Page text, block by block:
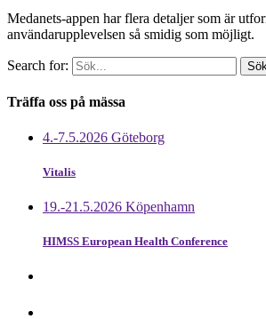
Medanets-appen har flera detaljer som är
användarupplevelsen så smidig som möjligt.
Search for:
Träffa oss på mässa
4.-7.5.2026 Göteborg
Vitalis
19.-21.5.2026 Köpenhamn
HIMSS European Health Conference